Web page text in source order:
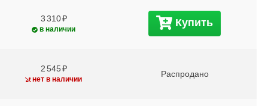
3 310
в наличии
Купить
2 545
нет в наличии
Распродано